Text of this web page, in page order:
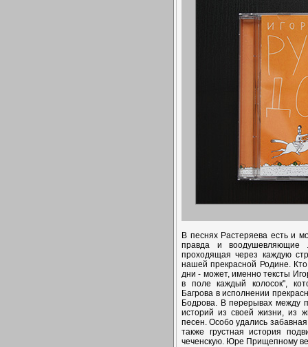
В песнях Растеряева есть и
правда и воодушевляющие
проходящая через каждую
нашей прекрасной Родине.
дни - может, именно тексты
в поле каждый колосок",
Багрова в исполнении
Бодрова. В перерывах между
историй из своей жизни, из
песен. Особо удались
также грустная история
чеченскую. Юре Прищепному